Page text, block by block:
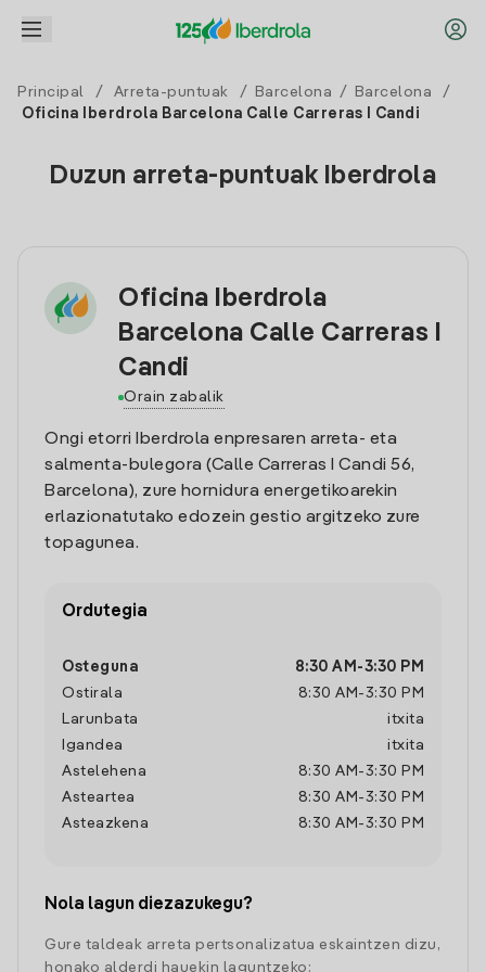
Principal / Arreta-puntuak / Barcelona / Barcelona
/
Oficina Iberdrola Barcelona Calle Carreras I Candi
Duzun arreta-puntuak Iberdrola
Oficina Iberdrola
Barcelona Calle Carreras I
Candi
Orain zabalik
Ongi etorri Iberdrola enpresaren arreta- eta
salmenta-bulegora (Calle Carreras I Candi 56,
Barcelona), zure hornidura energetikoarekin
erlazionatutako edozein gestio argitzeko zure
topagunea.
Ordutegia
Osteguna 8:30 AM -3:30 PM
Ostirala
8:30 AM -3:30 PM
Larunbata
itxita
Igandea
itxita
Astelehena
8:30 AM -3:30 PM
Asteartea
8:30 AM -3:30 PM
Asteazkena
8:30 AM -3:30 PM
Nola lagun diezazukegu?
Gure taldeak arreta pertsonalizatua eskaintzen dizu,
honako alderdi hauekin laguntzeko: